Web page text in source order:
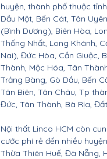
huyện, thành phố thuộc
Dầu Một, Bến Cát, Tân
(Bình Dương), Biên Hòa,
Thống Nhất, Long Khánh,
Nai), Đức Hòa, Cần Giuộc,
Thành, Mộc Hóa, Tân
Trảng Bàng, Gò Dầu, Bến
Tân Biên, Tân Châu, Tp
Đức, Tân Thành, Bà Rịa,
Nội thất Linco HCM còn
cước phí rẻ đến nhiều
Thừa Thiên Huế, Đà Nẵng,